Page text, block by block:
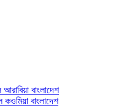
বাংলাদেশ
কওমিয়া বাংলাদেশ